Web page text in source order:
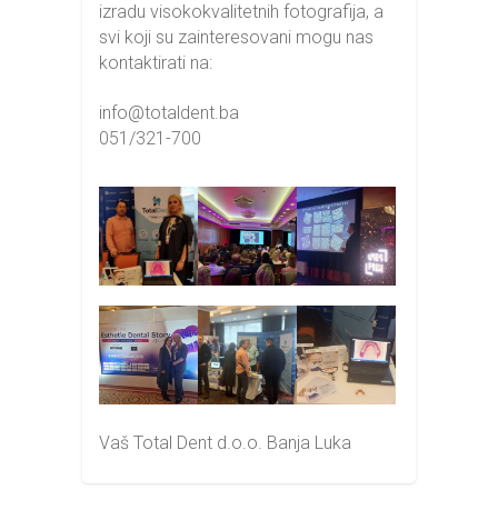
izradu visokokvalitetnih fotografija, a
svi koji su zainteresovani mogu nas
kontaktirati na:
info@totaldent.ba
051/321-700
Vaš Total Dent d.o.o. Banja Luka